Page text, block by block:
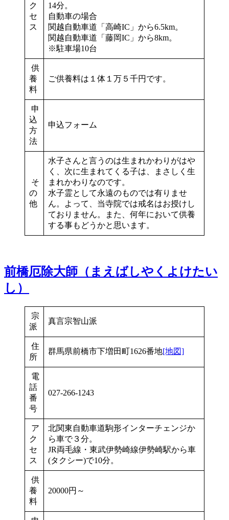
ク
セ
ス
14分。
自動車の場合
関越自動車道「高崎IC」から6.5km。
関越自動車道「藤岡IC」から8km。
※駐車場10台
供
養
料
ご供養料は１体１万５千円です。
申
込
方
法
申込フォーム
そ
の
他
水子さんと言うのは生まれかわりがはや
く、次に生まれてくる子は、まさしく生
まれかわりなのです。
水子霊として永遠のものでは有りませ
ん。よって、当寺院では戒名はお授けし
ておりません。また、何年において供養
する事もどうかと思います。
前橋厄除大師（まえばしやくよけたい
し）
宗
派
真言宗智山派
住
所
群馬県前橋市下増田町1626番地[地図]
電
話
番
号
027-266-1243
ア
ク
セ
ス
北関東自動車道駒形インターチェンジか
ら車で３分。
JR両毛線・東武伊勢崎線伊勢崎駅から車
(タクシー)で10分。
供
養
料
20000円～